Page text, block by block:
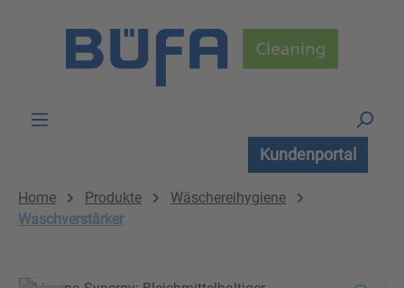
Kundenportal
Home Produkte
Wäschereihygiene
Waschverstärker